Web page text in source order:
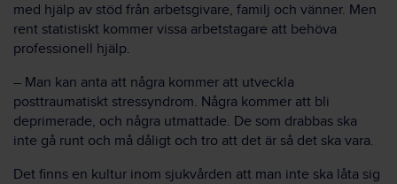
med hjälp av stöd från arbetsgivare, familj och vänner. Men
rent statistiskt kommer vissa arbetstagare att behöva
professionell hjälp.
– Man kan anta att några kommer att utveckla
posttraumatiskt stressyndrom. Några kommer att bli
deprimerade, och några utmattade. De som drabbas ska
inte gå runt och må dåligt och tro att det är så det ska vara.
Det finns en kultur inom sjukvården att man inte ska låta sig